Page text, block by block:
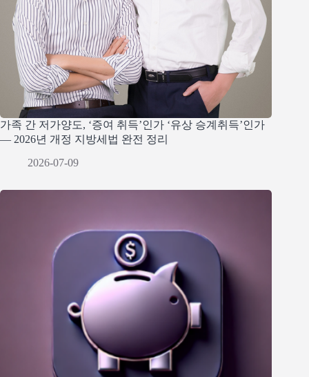
가족 간 저가양도, ‘증여 취득’인가 ‘유상 승계취득’인가
— 2026년 개정 지방세법 완전 정리
2026-07-09